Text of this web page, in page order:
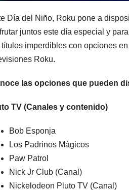
Día del Niño, Roku pone a
juntos este día especial y
títulos imperdibles con opciones
Roku.
las opciones que pueden
TV (Canales y contenido)
Bob Esponja
Los Padrinos Mágicos
Paw Patrol
Nick Jr Club (Canal)
Nickelodeon Pluto TV (Canal)